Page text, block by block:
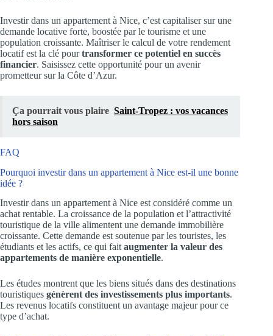
Investir dans un appartement à Nice, c’est capitaliser sur une
demande locative forte, boostée par le tourisme et une
population croissante. Maîtriser le calcul de votre rendement
locatif est la clé pourtransformer ce potentiel en succès
financier. Saisissez cette opportunité pour un avenir
prometteur sur la Côte d’Azur.
Ça pourrait vous plaire Saint-Tropez : vos vacances
hors saison
FAQ
Pourquoi investir dans un appartement à Nice est-il une bonne
idée ?
Investir dans un appartement à Nice est considéré comme un
achat rentable. La croissance de la population et l’attractivité
touristique de la ville alimentent une demande immobilière
croissante. Cette demande est soutenue par les touristes, les
étudiants et les actifs, ce qui faitaugmenter la valeur des
appartements de manière exponentielle.
Les études montrent que les biens situés dans des destinations
touristiques génèrent des investissements plus importants.
Les revenus locatifs constituent un avantage majeur pour ce
type d’achat.